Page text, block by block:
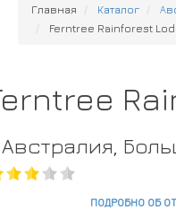
Главная Каталог
Ferntree Rainforest
Австралия,
ПОДРОБНО ОБ